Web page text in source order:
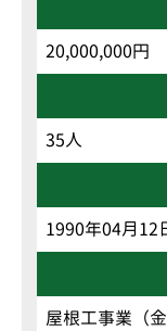
20,000,000円
35人
1990年04月12
屋根工事業（